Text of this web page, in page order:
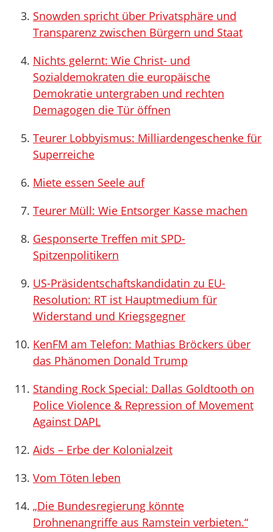
Snowden spricht über Privatsphäre und
Transparenz zwischen Bürgern und Staat
Nichts gelernt: Wie Christ- und
Sozialdemokraten die europäische
Demokratie untergraben und rechten
Demagogen die Tür öffnen
Teurer Lobbyismus: Milliardengeschenke für
Superreiche
Miete essen Seele auf
Teurer Müll: Wie Entsorger Kasse machen
Gesponserte Treffen mit SPD-
Spitzenpolitikern
US-Präsidentschaftskandidatin zu EU-
Resolution: RT ist Hauptmedium für
Widerstand und Kriegsgegner
KenFM am Telefon: Mathias Bröckers über
das Phänomen Donald Trump
Standing Rock Special: Dallas Goldtooth on
Police Violence & Repression of Movement
Against DAPL
Aids – Erbe der Kolonialzeit
Vom Töten leben
„Die Bundesregierung könnte
Drohnenangriffe aus Ramstein verbieten.“